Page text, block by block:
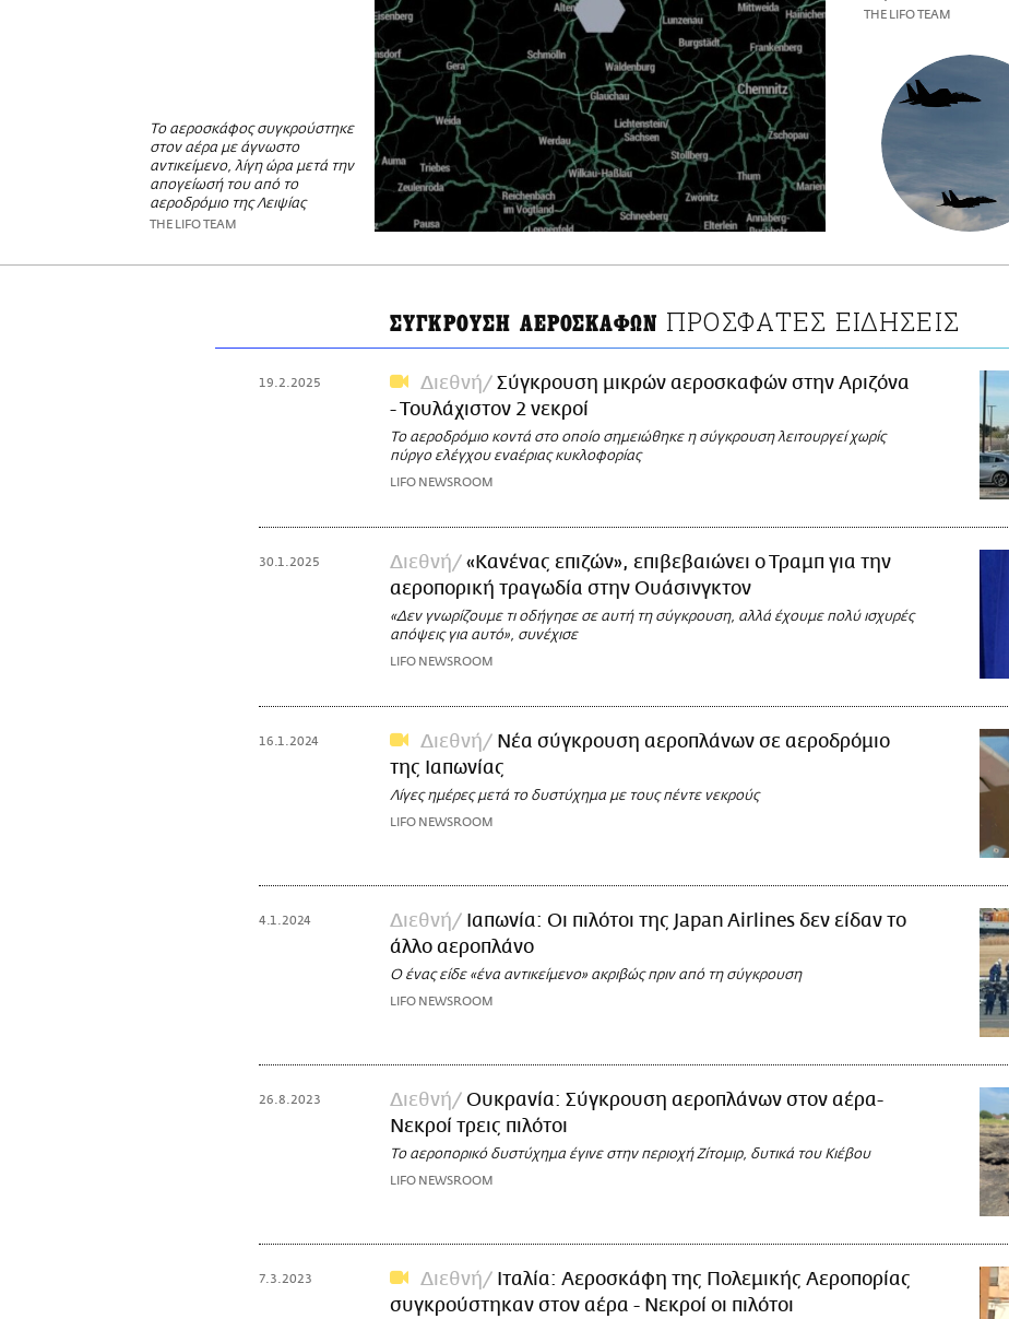
Το αεροσκάφος συγκρούστηκε
στον αέρα με άγνωστο
αντικείμενο, λίγη ώρα μετά την
απογείωσή του από το
αεροδρόμιο της Λειψίας
THE LIFO TEAM
THE LIFO TEAM
ΣΥΓΚΡΟΥΣΗ ΑΕΡΟΣΚΑΦΩΝ ΠΡΟΣΦΑΤΕΣ ΕΙΔΗΣΕΙΣ
19.2.2025 Διεθνή
Σύγκρουση μικρών αεροσκαφών στην Αριζόνα
- Τουλάχιστον 2 νεκροί
Το αεροδρόμιο κοντά στο οποίο σημειώθηκε η σύγκρουση λειτουργεί χωρίς
πύργο ελέγχου εναέριας κυκλοφορίας
LIFO NEWSROOM
30.1.2025 Διεθνή
«Κανένας επιζών», επιβεβαιώνει ο Τραμπ για την
αεροπορική τραγωδία στην Ουάσινγκτον
«Δεν γνωρίζουμε τι οδήγησε σε αυτή τη σύγκρουση, αλλά έχουμε πολύ ισχυρές
απόψεις για αυτό», συνέχισε
LIFO NEWSROOM
16.1.2024 Διεθνή
Νέα σύγκρουση αεροπλάνων σε αεροδρόμιο
της Ιαπωνίας
Λίγες ημέρες μετά το δυστύχημα με τους πέντε νεκρούς
LIFO NEWSROOM
4.1.2024 Διεθνή
Ιαπωνία: Οι πιλότοι της Japan Airlines δεν είδαν το
άλλο αεροπλάνο
Ο ένας είδε «ένα αντικείμενο» ακριβώς πριν από τη σύγκρουση
LIFO NEWSROOM
26.8.2023 Διεθνή
Ουκρανία: Σύγκρουση αεροπλάνων στον αέρα-
Νεκροί τρεις πιλότοι
Το αεροπορικό δυστύχημα έγινε στην περιοχή Ζίτομιρ, δυτικά του Κιέβου
LIFO NEWSROOM
7.3.2023 Διεθνή
Ιταλία: Αεροσκάφη της Πολεμικής Αεροπορίας
συγκρούστηκαν στον αέρα - Νεκροί οι πιλότοι